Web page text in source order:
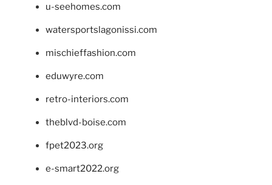
u-seehomes.com
watersportslagonissi.com
mischieffashion.com
eduwyre.com
retro-interiors.com
theblvd-boise.com
fpet2023.org
e-smart2022.org